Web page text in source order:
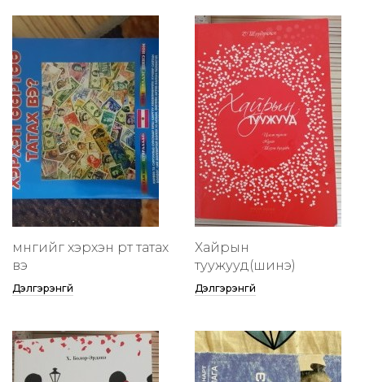
мөнгийг хэрхэн өөртөө татах
вэ
Дэлгэрэнгүй
Хайрын
туужууд(шинэ)
Дэлгэрэнгүй